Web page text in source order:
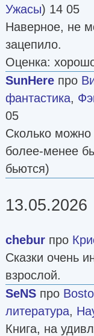
Ужасы) 14 05
Наверное, не
зацепило.
Оценка:
SunHere про
фантастика,
05
Сколько можно
более-менее
бьются)
13.05.2026
chebur про
Сказки очень
взрослой.
SeNS про
литература,
Книга, на